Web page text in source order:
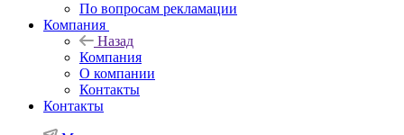
По вопросам рекламации
Компания
Назад
Компания
О компании
Контакты
Контакты